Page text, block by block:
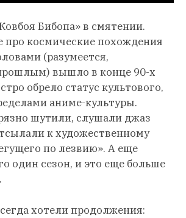
Бибопа» в смятении.
про космические похождения
(разумеется,
вышло в конце 90-х
обрело статус культового,
аниме-культуры.
шутили, слушали джаз
к художественному
по лезвию». А еще
один сезон, и это еще больше
хотели продолжения: